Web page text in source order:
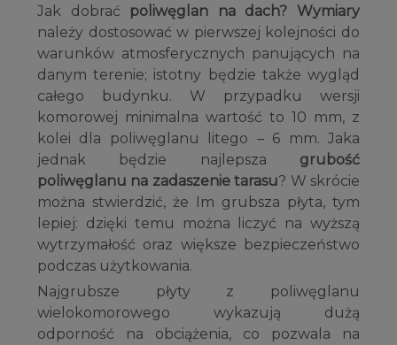
Jak dobrać poliwęglan na dach? Wymiary
należy dostosować w pierwszej kolejności do
warunków atmosferycznych panujących na
danym terenie; istotny będzie także wygląd
całego budynku. W przypadku wersji
komorowej minimalna wartość to 10 mm, z
kolei dla poliwęglanu litego – 6 mm. Jaka
jednak będzie najlepsza grubość
poliwęglanu na zadaszenie tarasu? W skrócie
można stwierdzić, że Im grubsza płyta, tym
lepiej: dzięki temu można liczyć na wyższą
wytrzymałość oraz większe bezpieczeństwo
podczas użytkowania.
Najgrubsze płyty z poliwęglanu
wielokomorowego wykazują dużą
odporność na obciążenia, co pozwala na